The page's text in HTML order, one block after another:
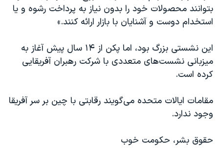
بتوانند محصولات خود را بدون نیاز به پرداخت رشوه و یا
استخدام دوست و آشنایان با بازار ارائه کنند.»
این نشستی بزرگ بود، اما پکن از ۱۴ سال پيش آغاز به
میزبانی نشست‌های متعددی با شرکت رهبران آفریقایی
کرده است.
مقامات ایالات متحده می‌گویند رقابتی با چین بر سر آفریقا
وجود ندارد.
حقوق بشر، حکومت خوب